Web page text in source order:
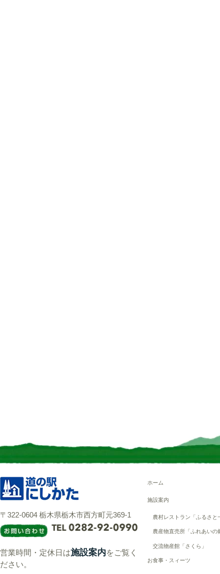
〒322-0604 栃木県栃木市西方町元369-1
営業時間・定休日は施設案内をご覧く
ださい。
ホーム
施設案内
農村レストラン「ふるさと
農産物直売所「ふれあいの
交流物産館「さくら」
お食事・スィーツ